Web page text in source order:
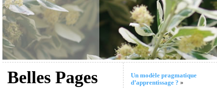
Belles Pages
Un modèle pragmatique
d’apprentissage ? »